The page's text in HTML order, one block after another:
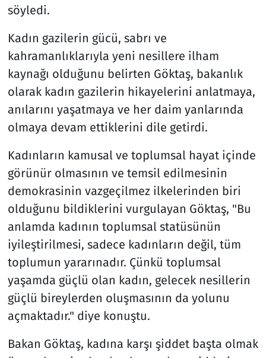
söyledi.
Kadın gazilerin gücü, sabrı ve
kahramanlıklarıyla yeni nesillere ilham
kaynağı olduğunu belirten Göktaş, bakanlık
olarak kadın gazilerin hikayelerini anlatmaya,
anılarını yaşatmaya ve her daim yanlarında
olmaya devam ettiklerini dile getirdi.
Kadınların kamusal ve toplumsal hayat içinde
görünür olmasının ve temsil edilmesinin
demokrasinin vazgeçilmez ilkelerinden biri
olduğunu bildiklerini vurgulayan Göktaş, "Bu
anlamda kadının toplumsal statüsünün
iyileştirilmesi, sadece kadınların değil, tüm
toplumun yararınadır. Çünkü toplumsal
yaşamda güçlü olan kadın, gelecek nesillerin
güçlü bireylerden oluşmasının da yolunu
açmaktadır." diye konuştu.
Bakan Göktaş, kadına karşı şiddet başta olmak